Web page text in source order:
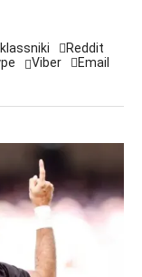
Reddit
Viber Email